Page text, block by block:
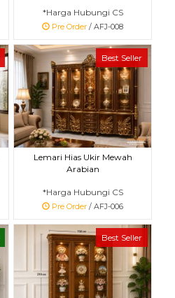
*Harga Hubungi CS
Pre Order / AFJ-008
Best Seller
Lemari Hias Ukir Mewah
Arabian
*Harga Hubungi CS
Pre Order / AFJ-006
Best Seller